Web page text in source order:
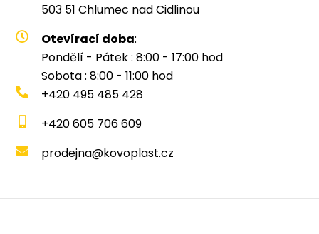
503 51 Chlumec nad Cidlinou
Otevírací doba:
Pondělí - Pátek : 8:00 - 17:00 hod
Sobota : 8:00 - 11:00 hod
+420 495 485 428
+420 605 706 609
prodejna@kovoplast.cz